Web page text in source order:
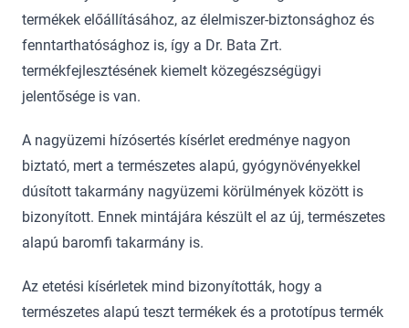
termékek előállításához, az élelmiszer-biztonsághoz és
fenntarthatósághoz is, így a Dr. Bata Zrt.
termékfejlesztésének kiemelt közegészségügyi
jelentősége is van.
A nagyüzemi hízósertés kísérlet eredménye nagyon
biztató, mert a természetes alapú, gyógynövényekkel
dúsított takarmány nagyüzemi körülmények között is
bizonyított. Ennek mintájára készült el az új, természetes
alapú baromfi takarmány is.
Az etetési kísérletek mind bizonyították, hogy a
természetes alapú teszt termékek és a prototípus termék